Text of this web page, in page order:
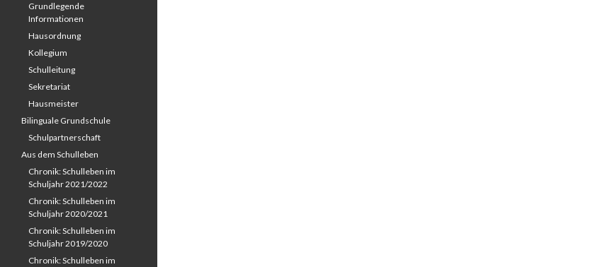
Grundlegende
Informationen
Hausordnung
Kollegium
Schulleitung
Sekretariat
Hausmeister
Bilinguale Grundschule
Schulpartnerschaft
Aus dem Schulleben
Chronik: Schulleben im
Schuljahr 2021/2022
Chronik: Schulleben im
Schuljahr 2020/2021
Chronik: Schulleben im
Schuljahr 2019/2020
Chronik: Schulleben im